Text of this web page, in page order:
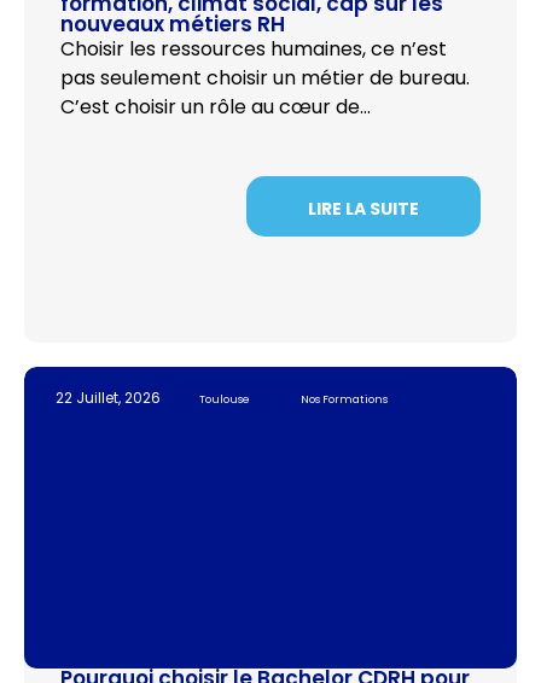
nouveaux métiers RH
Choisir les ressources humaines, ce n’est
pas seulement choisir un métier de bureau.
C’est choisir un rôle au cœur de…
LIRE LA SUITE
22 Juillet, 2026 Toulouse Nos Formations